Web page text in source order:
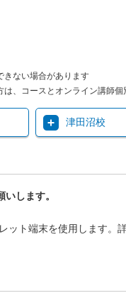
きない場合があります
、コースとオンライン講師
津田沼校
します。
ト端末を使用します。